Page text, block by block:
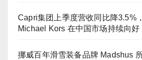
Capri集团上季度营收同比降3.5%
Michael Kors 在中国市场持续向好
挪威百年滑雪装备品牌 Madshus